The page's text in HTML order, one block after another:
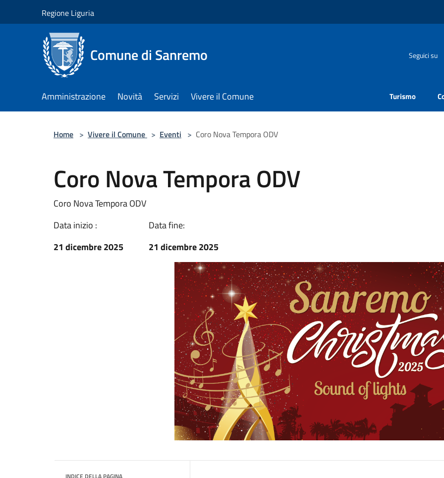
Regione Liguria
Comune di Sanremo Seguici su
Amministrazione Novità Servizi Vivere il Comune Turismo
Home > Vivere il Comune > Eventi > Coro Nova Tempora ODV
Coro Nova Tempora ODV
Coro Nova Tempora ODV
Data inizio :
21 dicembre 2025
Data fine:
21 dicembre 2025